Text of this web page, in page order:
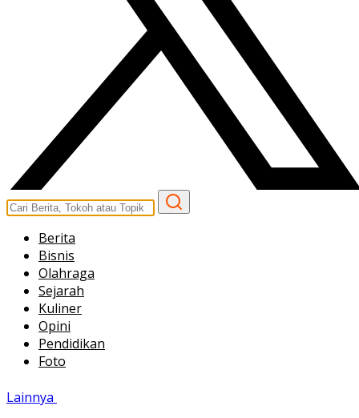
Berita
Bisnis
Olahraga
Sejarah
Kuliner
Opini
Pendidikan
Foto
Lainnya